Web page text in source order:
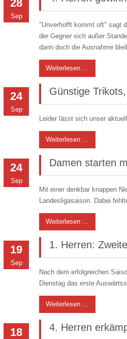
28
Sep
"Unverhofft kommt oft" sagt
der Gegner sich außer
dann doch die Ausnahme
Weiterlesen …
24
Sep
Günstige
Leider lässt sich unser
Weiterlesen …
24
Sep
Damen starten
Mit einer denkbar knappen
Landesligasaison. Dabei
Weiterlesen …
19
Sep
1. Herren:
Nach dem erfolgreichen
Dienstag das erste
Weiterlesen …
18 4. Herren